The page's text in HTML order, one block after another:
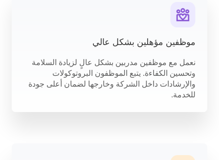
موظفين مؤهلين بشكل عالي
نعمل مع موظفين مدربين بشكل عالٍ لزيادة السلامة
وتحسين الكفاءة. يتبع الموظفون البروتوكولات
والإرشادات داخل الشركة وخارجها لضمان أعلى جودة
للخدمة.